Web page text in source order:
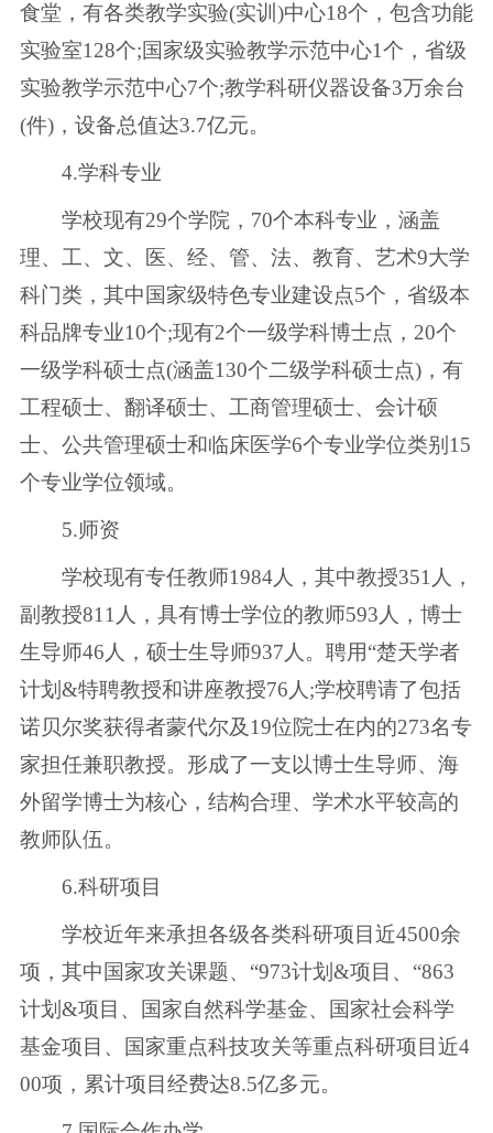
食堂，有各类教学实验(实训)中心18个，包含功能
实验室128个;国家级实验教学示范中心1个，省级
实验教学示范中心7个;教学科研仪器设备3万余台
(件)，设备总值达3.7亿元。
4.学科专业
学校现有29个学院，70个本科专业，涵盖
理、工、文、医、经、管、法、教育、艺术9大学
科门类，其中国家级特色专业建设点5个，省级本
科品牌专业10个;现有2个一级学科博士点，20个
一级学科硕士点(涵盖130个二级学科硕士点)，有
工程硕士、翻译硕士、工商管理硕士、会计硕
士、公共管理硕士和临床医学6个专业学位类别15
个专业学位领域。
5.师资
学校现有专任教师1984人，其中教授351人，
副教授811人，具有博士学位的教师593人，博士
生导师46人，硕士生导师937人。聘用“楚天学者
计划&特聘教授和讲座教授76人;学校聘请了包括
诺贝尔奖获得者蒙代尔及19位院士在内的273名专
家担任兼职教授。形成了一支以博士生导师、海
外留学博士为核心，结构合理、学术水平较高的
教师队伍。
6.科研项目
学校近年来承担各级各类科研项目近4500余
项，其中国家攻关课题、“973计划&项目、“863
计划&项目、国家自然科学基金、国家社会科学
基金项目、国家重点科技攻关等重点科研项目近4
00项，累计项目经费达8.5亿多元。